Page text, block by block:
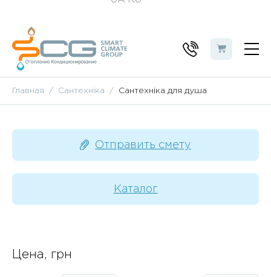
Главная Сантехніка Сантехніка для душа
Отправить смету
Каталог
Цена, грн